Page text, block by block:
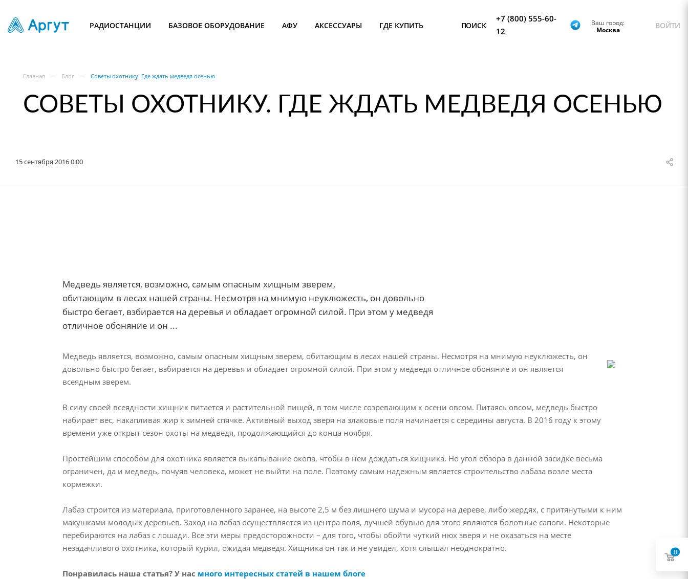
РАДИОСТАНЦИИ БАЗОВОЕ ОБОРУДОВАНИЕ АФУ АКСЕССУАРЫ ГДЕ КУПИТЬ ПОИСК
+7 (800) 555-60-
12
Ваш город:
Москва
ВОЙТИ
Главная — Блог — Советы охотнику. Где ждать медведя осенью
СОВЕТЫ ОХОТНИКУ. ГДЕ ЖДАТЬ МЕДВЕДЯ ОСЕНЬЮ
15 сентября 2016 0:00
Медведь является, возможно, самым опасным хищным зверем,
обитающим в лесах нашей страны. Несмотря на мнимую неуклюжесть, он довольно
быстро бегает, взбирается на деревья и обладает огромной силой. При этом у медведя
отличное обоняние и он ...
Медведь является, возможно, самым опасным хищным зверем, обитающим в лесах нашей страны. Несмотря на мнимую неуклюжесть, он
довольно быстро бегает, взбирается на деревья и обладает огромной силой. При этом у медведя отличное обоняние и он является
всеядным зверем.
В силу своей всеядности хищник питается и растительной пищей, в том числе созревающим к осени овсом. Питаясь овсом, медведь быстро
набирает вес, накапливая жир к зимней спячке. Активный выход зверя на злаковые поля начинается с середины августа. В 2016 году к этому
времени уже открыт сезон охоты на медведя, продолжающийся до конца ноября.
Простейшим способом для охотника является выкапывание окопа, чтобы в нем дождаться хищника. Но угол обзора в данной засидке весьма
ограничен, да и медведь, почуяв человека, может не выйти на поле. Поэтому самым надежным является строительство лабаза возле места
кормежки.
Лабаз строится из материала, приготовленного заранее, на высоте 2,5 м без лишнего шума и мусора на дереве, либо жердях, с притянутыми к ним
макушками молодых деревьев. Заход на лабаз осуществляется из центра поля, лучшей обувью для этого являются болотные сапоги. Некоторые
перебираются на лабаз с лошади. Все эти меры предосторожности – для того, чтобы обойти чуткий нюх зверя и не оказаться на месте
незадачливого охотника, который курил, ожидая медведя. Хищника он так и не увидел, хотя слышал неоднократно.
Понравилась наша статья? У нас много интересных статей в нашем блоге
0